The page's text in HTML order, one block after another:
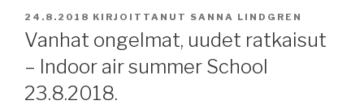
JULKAISTU
24.8.2018 KIRJOITTANUT SANNA LINDGREN
Vanhat ongelmat, uudet ratkaisut
– Indoor air summer School
23.8.2018.